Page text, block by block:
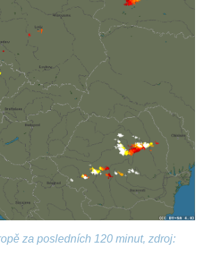
za posledních 120 minut, zdroj: